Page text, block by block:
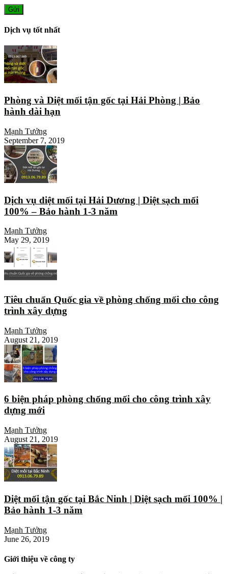
Dịch vụ tốt nhất
Phòng và Diệt mối tận gốc tại Hải Phòng | Bảo
hành dài hạn
Mạnh Tưởng
September 7, 2019
Dịch vụ diệt mối tại Hải Dương | Diệt sạch mối
100% – Bảo hành 1-3 năm
Mạnh Tưởng
May 29, 2019
Tiêu chuẩn Quốc gia về phòng chống mối cho công
trình xây dựng
Mạnh Tưởng
August 21, 2019
6 biện pháp phòng chống mối cho công trình xây
dựng mới
Mạnh Tưởng
August 21, 2019
Diệt mối tận gốc tại Bắc Ninh | Diệt sạch mối 100% |
Bảo hành 1-3 năm
Mạnh Tưởng
June 26, 2019
Giới thiệu về công ty